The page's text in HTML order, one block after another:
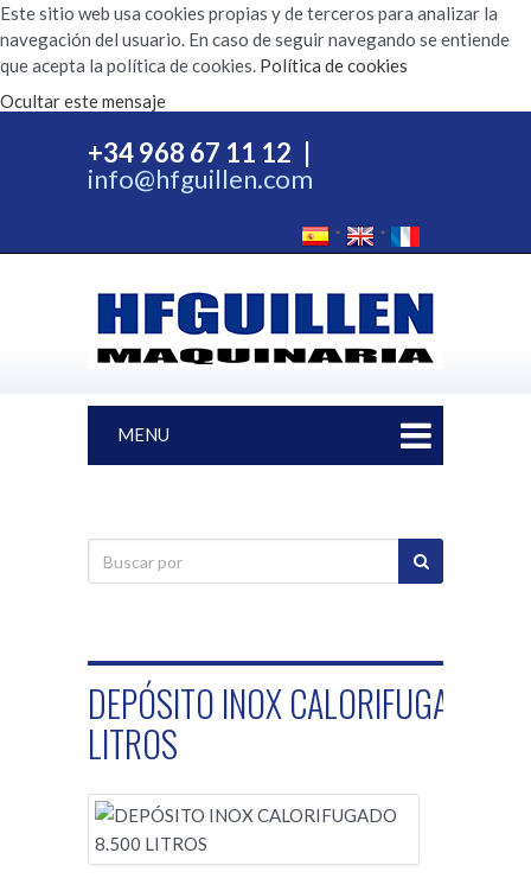
Este sitio web usa cookies propias y de terceros para analizar la
navegación del usuario. En caso de seguir navegando se entiende
que acepta la política de cookies. Política de cookies
Ocultar este mensaje
+34 968 67 11 12
info@hfguillen.com
MENU
DEPÓSITO INOX CALORIFUGADO
LITROS